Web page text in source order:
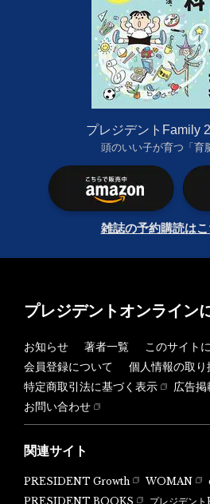
プレジデントFamily
頭のいい子が育つ「育
雑誌の予約購読は
プレジデントオンライン
お知らせ 著者一覧
このサイト
会員登録について
個人情報の取り
特定商取引法に基づく表示
広告掲
お問い合わせ
関連サイト
PRESIDENT Growth WOMAN
PRESIDENT BOOKS
プレジデン